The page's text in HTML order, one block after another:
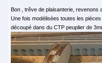
Bon , trêve de plaisanterie, revenons
Une fois modélisées toutes les
découpé dans du CTP peuplier de